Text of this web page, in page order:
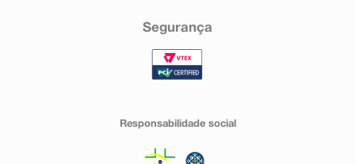
Segurança
Responsabilidade social